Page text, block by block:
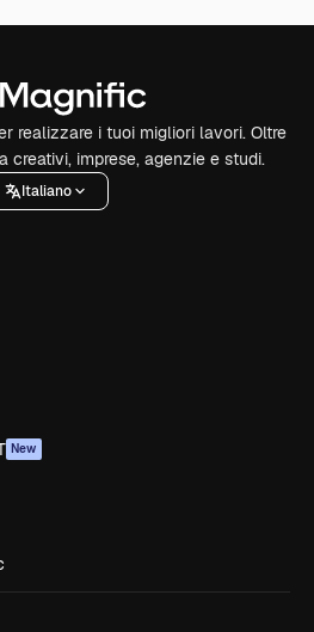
realizzare i tuoi migliori lavori. Oltre
creativi, imprese, agenzie e studi.
Italiano
New